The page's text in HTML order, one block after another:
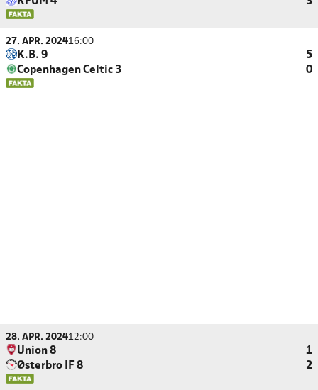
27. APR. 202416:00
K.B. 9
5
Copenhagen Celtic 3
0
28. APR. 202412:00
Union 8
1
Østerbro IF 8
2